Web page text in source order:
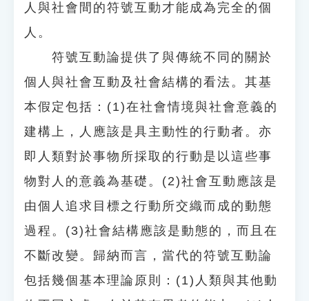
人與社會間的符號互動才能成為完全的個
人。
符號互動論提供了與傳統不同的關於
個人與社會互動及社會結構的看法。其基
本假定包括：(1)在社會情境與社會意義的
建構上，人應該是具主動性的行動者。亦
即人類對於事物所採取的行動是以這些事
物對人的意義為基礎。(2)社會互動應該是
由個人追求目標之行動所交織而成的動態
過程。(3)社會結構應該是動態的，而且在
不斷改變。歸納而言，當代的符號互動論
包括幾個基本理論原則：(1)人類與其他動